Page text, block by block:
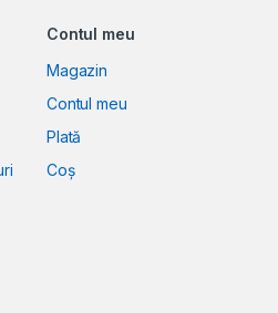
Contul meu
Magazin
Contul meu
Plată
Coș